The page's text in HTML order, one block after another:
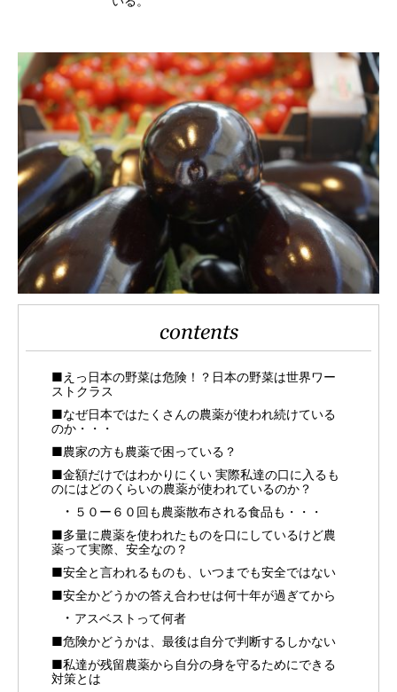
contents
■えっ日本の野菜は危険！？日本の野菜は世界ワー
ストクラス
■なぜ日本ではたくさんの農薬が使われ続けている
のか・・・
■農家の方も農薬で困っている？
■金額だけではわかりにくい 実際私達の口に入るも
のにはどのくらいの農薬が使われているのか？
５０ー６０回も農薬散布される食品も・・・
■多量に農薬を使われたものを口にしているけど農
薬って実際、安全なの？
■安全と言われるものも、いつまでも安全ではない
■安全かどうかの答え合わせは何十年が過ぎてから
アスベストって何者
■危険かどうかは、最後は自分で判断するしかない
■私達が残留農薬から自分の身を守るためにできる
対策とは